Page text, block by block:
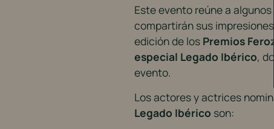
Este evento reúne a
compartirán sus
edición de los Premios
especial Legado Ibérico,
evento.
Los actores y actrices
Legado Ibérico son: